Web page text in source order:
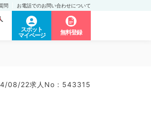
問 お電話でのお問い合わせについて
スポット
マイページ
無料登録
08/22求人No : 543315